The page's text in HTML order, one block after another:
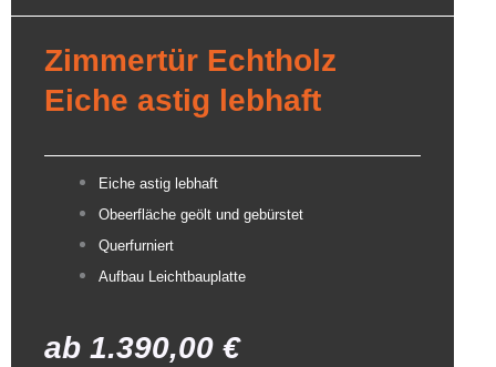
Zimmertür Echtholz
Eiche astig lebhaft
Eiche astig lebhaft
Obeerfläche geölt und gebürstet
Querfurniert
Aufbau Leichtbauplatte
ab 1.390,00 €